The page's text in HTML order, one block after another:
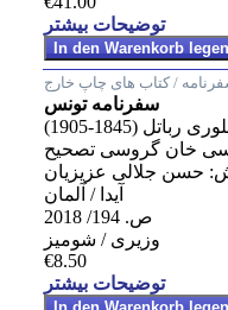
توضیحات بیشتر
/ کتاب های چاپ خارج
سفرنامه تونس
رباتل (1845-1905)
خان گروسى تصحيح
حسن جلالى عزيزيان
آیدا / آلمان
ص. 194/ 2018
وزیری / شومیز
€8.50
توضیحات بیشتر